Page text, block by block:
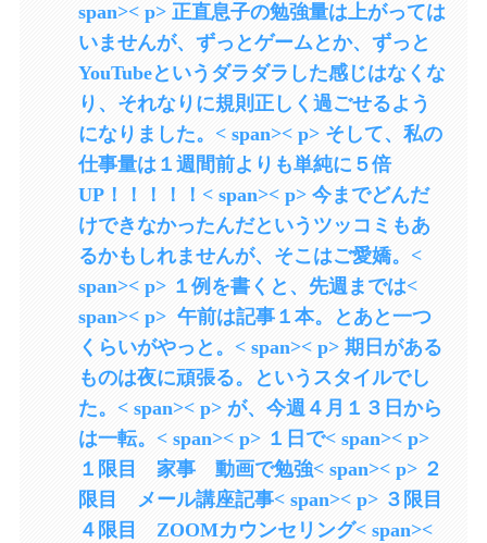
span>< p> 正直息子の勉強量は上がっては
いませんが、ずっとゲームとか、ずっと
YouTubeというダラダラした感じはなくな
り、それなりに規則正しく過ごせるよう
になりました。< span>< p> そして、私の
仕事量は１週間前よりも単純に５倍
UP！！！！！< span>< p> 今までどんだ
けできなかったんだというツッコミもあ
るかもしれませんが、そこはご愛嬌。<
span>< p> １例を書くと、先週までは<
span>< p> 午前は記事１本。とあと一つ
くらいがやっと。< span>< p> 期日がある
ものは夜に頑張る。というスタイルでし
た。< span>< p> が、今週４月１３日から
は一転。< span>< p> １日で< span>< p>
１限目 家事 動画で勉強< span>< p> ２
限目 メール講座記事< span>< p> ３限目
４限目 ZOOMカウンセリング< span><